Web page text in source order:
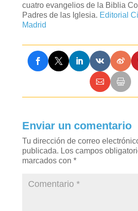
cuatro evangelios de la Biblia
Padres de las Iglesia. Editorial
Madrid
Enviar un comentario
Tu dirección de correo
publicada. Los campos
marcados con *